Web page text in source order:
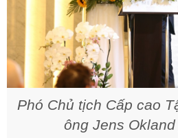
Phó Chủ tịch Cấp cao
ông Jens